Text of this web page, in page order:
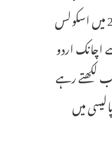
سنٹرل بورڈ آف سکنڈری ایجوکیشن نے جو فیصلہ کیا ، وہ باعث حیرت ہے۔ مولانا آزاد یونیورسٹی کے تحت 2010 میں اسکولس
پرچہ جات انگلش ، ہندی اور اردو میں 2020 تک سربراہ کئے جاتے رہے۔ 2021 سے اچانک اردو
لکھتے رہے
میں